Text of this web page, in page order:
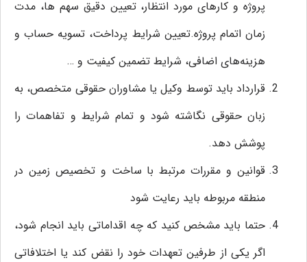
پروژه و کارهای مورد انتظار، تعیین دقیق سهم ها، مدت
زمان اتمام پروژه.تعیین شرایط پرداخت‌، تسویه حساب و
هزینه‌های اضافی، شرایط تضمین کیفیت و …
قرارداد باید توسط وکیل یا مشاوران حقوقی متخصص، به
زبان حقوقی نگاشته شود و تمام شرایط و تفاهمات را
پوشش دهد.
قوانین و مقررات مرتبط با ساخت و تخصیص زمین در
منطقه مربوطه باید رعایت شود
حتما باید مشخص کنید که چه اقداماتی باید انجام شود،
اگر یکی از طرفین تعهدات خود را نقض کند یا اختلافاتی